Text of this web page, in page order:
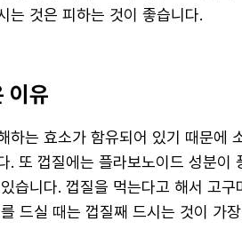
는 것은 피하는 것이 좋습니다.
이유
하는 효소가 함유되어 있기 때문에
. 또 껍질에는 플라보노이드 성분이
습니다. 껍질을 먹는다고 해서 고
드실 때는 껍질째 드시는 것이 가